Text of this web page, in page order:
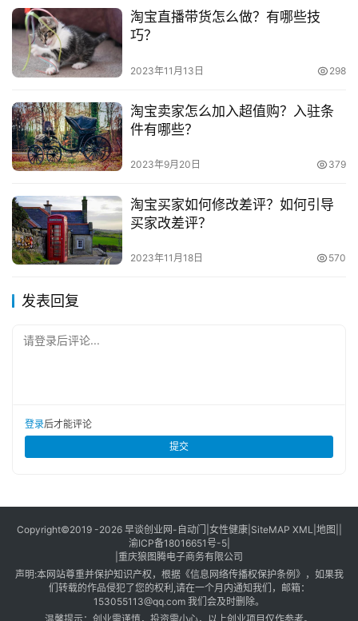
若转载，请注明出处：
https://www.zaotuan.com.cn/141245.html
版权声明：本文内容由互联网用户自发贡献，该文观点仅代表
作者本人。本站仅提供信息存储空间服务，不拥有所有权，不
容， 请发送邮件至 153055113@qq.com 举报，一经查实，
本站将立刻删除。
淘宝直播带货怎么做？有哪些技
巧？
2023年11月13日 298
淘宝卖家怎么加入超值购？入驻条
件有哪些？
2023年9月20日 379
淘宝买家如何修改差评？如何引导
买家改差评？
2023年11月18日 570
发表回复
请登录后评论...
登录后才能评论
提交
Copyright©2019 -2026 早谈创业网 - 自动门 女性健康| SiteMAP XML 地图
渝ICP备18016651号-5|
重庆狼图腾电子商务有限公司
声明:本网站尊重并保护知识产权，根据《信息网络传播权保护条例》，如果我
们转载的作品侵犯了您的权利,请在一个月内通知我们，邮箱：
153055113@qq.com 我们会及时删除。